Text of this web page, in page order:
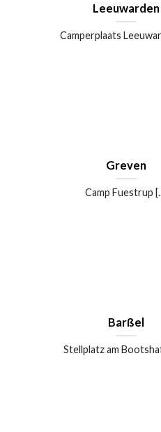
Leeuwarden
Camperplaats
Greven
Camp Fuestrup
Barßel
Stellplatz am